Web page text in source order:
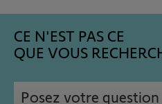
CE N'EST PAS CE
QUE VOUS
Posez votre question